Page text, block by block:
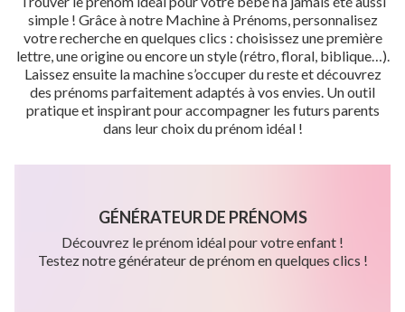
simple ! Grâce à notre Machine à Prénoms, personnalisez
votre recherche en quelques clics : choisissez une première
lettre, une origine ou encore un style (rétro, floral, biblique…).
Laissez ensuite la machine s’occuper du reste et découvrez
des prénoms parfaitement adaptés à vos envies. Un outil
pratique et inspirant pour accompagner les futurs parents
dans leur choix du prénom idéal !
GÉNÉRATEUR DE PRÉNOMS
Découvrez le prénom idéal pour votre enfant !
Testez notre générateur de prénom en quelques clics !